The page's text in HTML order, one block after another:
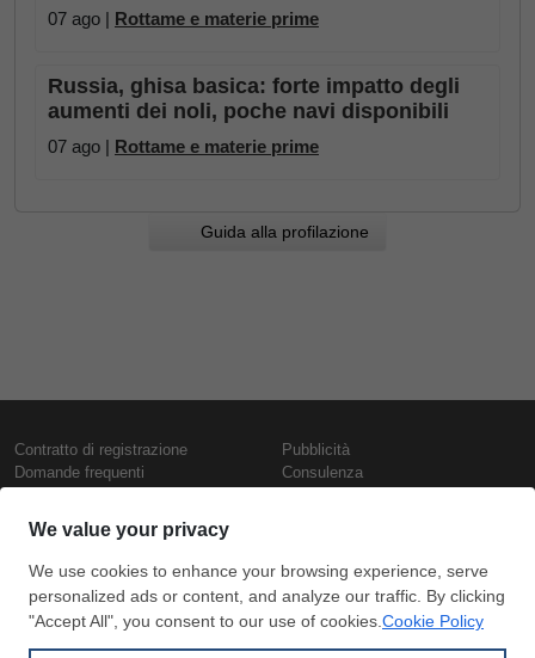
07 ago | Rottame e materie prime
Russia, ghisa basica: forte impatto degli
aumenti dei noli, poche navi disponibili
07 ago | Rottame e materie prime
Guida alla profilazione
Contratto di registrazione
Domande frequenti
Presentazione
Contattaci
Termini di utilizzo
Politica di riservatezza
Pubblicità
Consulenza
Prezzi e indici